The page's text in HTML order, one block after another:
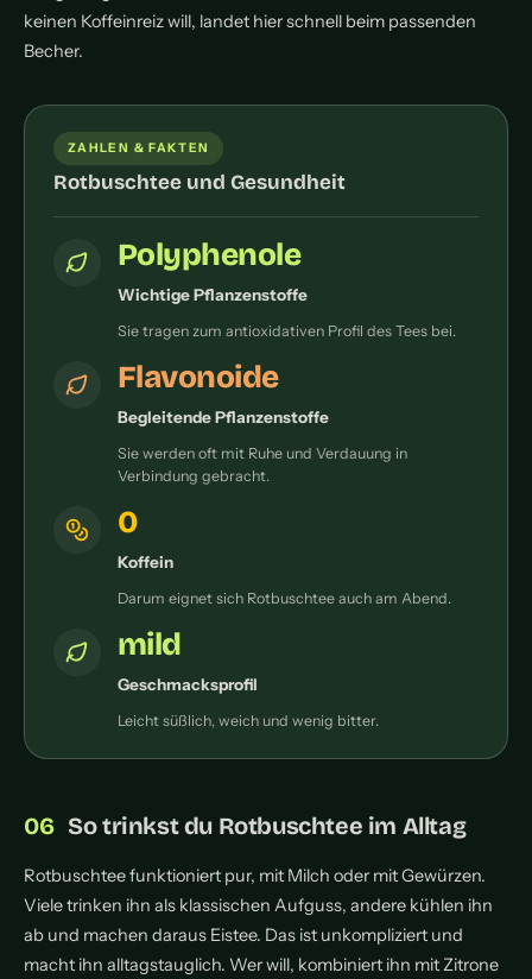
keinen Koffeinreiz will, landet hier schnell beim passenden
Becher.
ZAHLEN & FAKTEN
Rotbuschtee und Gesundheit
Polyphenole
Wichtige Pflanzenstoffe
Sie tragen zum antioxidativen Profil des Tees bei.
Flavonoide
Begleitende Pflanzenstoffe
Sie werden oft mit Ruhe und Verdauung in
Verbindung gebracht.
0
Koffein
Darum eignet sich Rotbuschtee auch am Abend.
mild
Geschmacksprofil
Leicht süßlich, weich und wenig bitter.
So trinkst du Rotbuschtee im Alltag
Rotbuschtee funktioniert pur, mit Milch oder mit Gewürzen.
Viele trinken ihn als klassischen Aufguss, andere kühlen ihn
ab und machen daraus Eistee. Das ist unkompliziert und
macht ihn alltagstauglich. Wer will, kombiniert ihn mit Zitrone